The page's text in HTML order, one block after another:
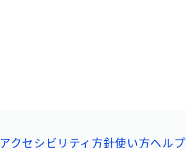
アクセシビリティ方針使い方ヘルプ